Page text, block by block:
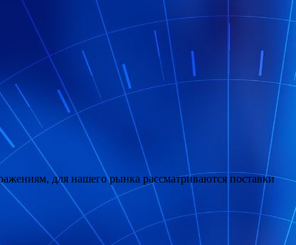
для нашего рынка рассматриваются поставки